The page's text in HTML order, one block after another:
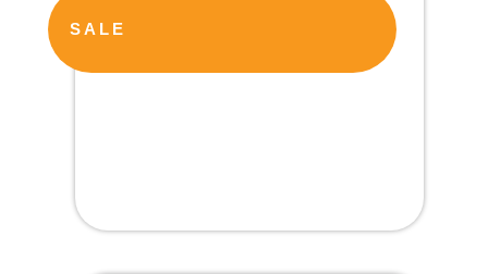
SALE